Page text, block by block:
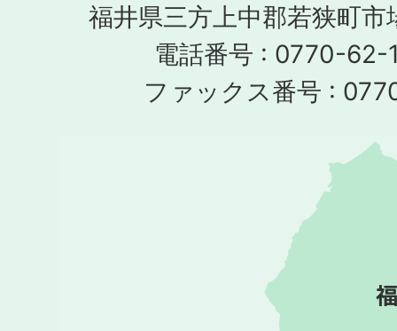
福井県三方上中郡若狭町
電話番号 : 0770-62-
ファックス番号 :